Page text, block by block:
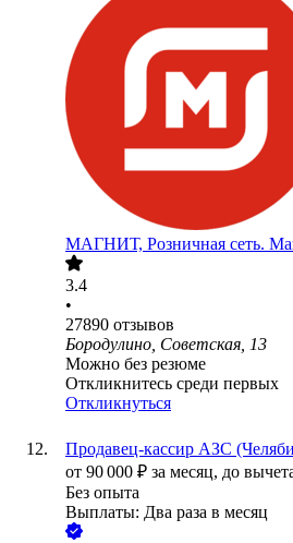
МАГНИТ, Розничная сеть.
3.4
•
27890 отзывов
Бородулино, Советская, 13
Можно без резюме
Откликнитесь среди первых
Откликнуться
Продавец-кассир АЗС
от 90 000 ₽ за месяц, до
Без опыта
Выплаты: Два раза в месяц